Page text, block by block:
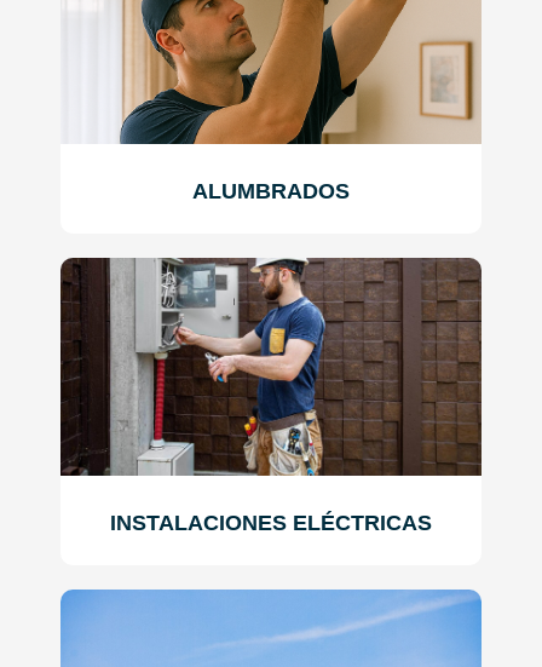
ALUMBRADOS
INSTALACIONES ELÉCTRICAS